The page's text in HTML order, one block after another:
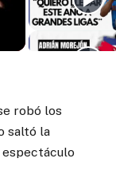
robó los
saltó la